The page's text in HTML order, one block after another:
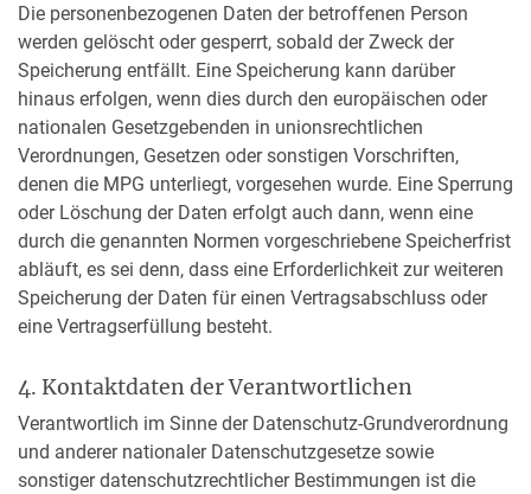
Die personenbezogenen Daten der betroffenen Person
werden gelöscht oder gesperrt, sobald der Zweck der
Speicherung entfällt. Eine Speicherung kann darüber
hinaus erfolgen, wenn dies durch den europäischen oder
nationalen Gesetzgebenden in unionsrechtlichen
Verordnungen, Gesetzen oder sonstigen Vorschriften,
denen die MPG unterliegt, vorgesehen wurde. Eine Sperrung
oder Löschung der Daten erfolgt auch dann, wenn eine
durch die genannten Normen vorgeschriebene Speicherfrist
abläuft, es sei denn, dass eine Erforderlichkeit zur weiteren
Speicherung der Daten für einen Vertragsabschluss oder
eine Vertragserfüllung besteht.
4. Kontaktdaten der Verantwortlichen
Verantwortlich im Sinne der Datenschutz-Grundverordnung
und anderer nationaler Datenschutzgesetze sowie
sonstiger datenschutzrechtlicher Bestimmungen ist die